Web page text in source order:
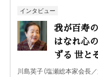
インタビュー
我が百寿
はなれ心
ずる 世と
川島英子（塩瀬総本家会長